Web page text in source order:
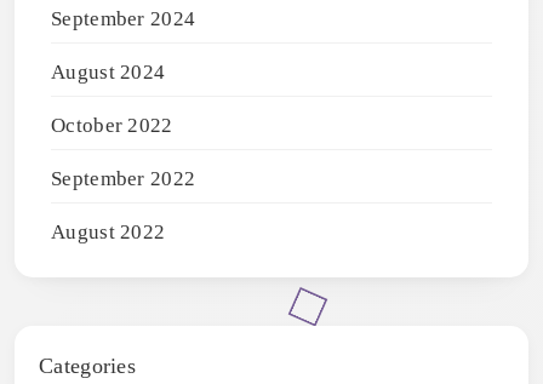
September 2024
August 2024
October 2022
September 2022
August 2022
Categories